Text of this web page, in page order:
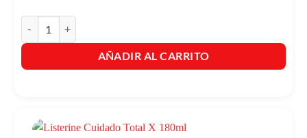
AÑADIR AL CARRITO